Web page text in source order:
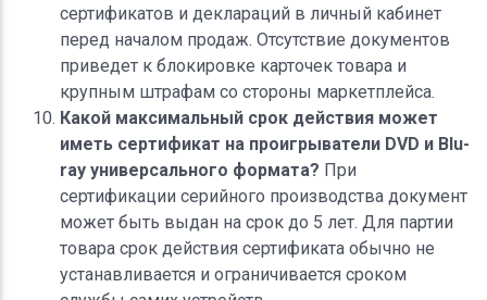
сертификатов и деклараций в личный кабинет
перед началом продаж. Отсутствие документов
приведет к блокировке карточек товара и
крупным штрафам со стороны маркетплейса.
Какой максимальный срок действия может
иметь сертификат на проигрыватели DVD и Blu-
ray универсального формата? При
сертификации серийного производства документ
может быть выдан на срок до 5 лет. Для партии
товара срок действия сертификата обычно не
устанавливается и ограничивается сроком